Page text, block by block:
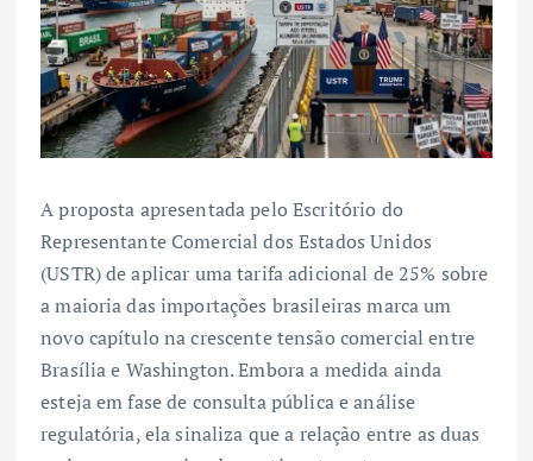
A proposta apresentada pelo Escritório do
Representante Comercial dos Estados Unidos
(USTR) de aplicar uma tarifa adicional de 25% sobre
a maioria das importações brasileiras marca um
novo capítulo na crescente tensão comercial entre
Brasília e Washington. Embora a medida ainda
esteja em fase de consulta pública e análise
regulatória, ela sinaliza que a relação entre as duas